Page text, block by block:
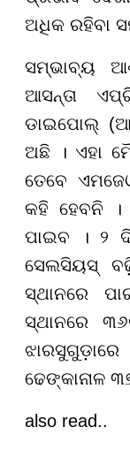
ଅଧିକ ରହିବା
ସମ୍ଭାବ୍ୟ
ଆସନ୍ତା
ଡାଇପୋଲ୍
ଅଛି । ଏହା
ତେବେ
କହି ହେବନି ।
ପାଇବ । ୨
ସେଲସିୟସ୍
ସ୍ଥାନରେ
ସ୍ଥାନରେ
ଢେଙ୍କାନାଳ
also read..